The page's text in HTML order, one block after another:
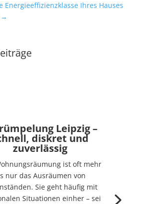
Energieeffizienzklasse Ihres Hauses
→
Leipzig –
diskret und
zuverlässig
ist oft mehr
nur das Ausräumen von
Sie geht häufig mit
Situationen einher – sei